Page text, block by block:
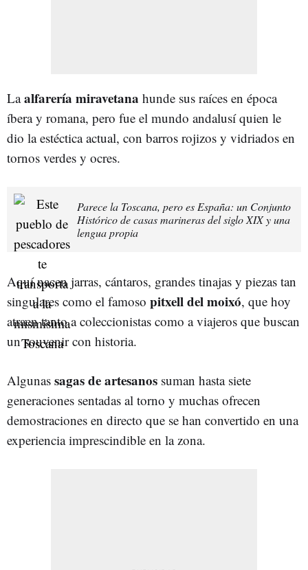
Laalfarería miravetana hunde sus raíces en época
íbera y romana, pero fue el mundo andalusí quien le
dio la estéctica actual, con barros rojizos y vidriados en
tornos verdes y ocres.
Parece la Toscana, pero es España: un Conjunto
Histórico de casas marineras del siglo XIX y una
lengua propia
Aquí nacen jarras, cántaros, grandes tinajas y piezas tan
singulares como el famoso pitxell del moixó, que hoy
atraen tanto a coleccionistas como a viajeros que buscan
un souvenir con historia.
Algunas sagas de artesanos suman hasta siete
generaciones sentadas al torno y muchas ofrecen
demostraciones en directo que se han convertido en una
experiencia imprescindible en la zona.